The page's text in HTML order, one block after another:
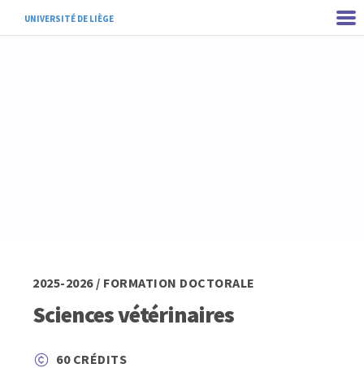
UNIVERSITÉ DE LIÈGE
2025-2026 / FORMATION DOCTORALE
Sciences vétérinaires
60 CRÉDITS